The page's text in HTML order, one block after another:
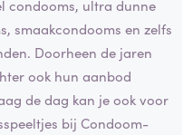
condooms, ultra dunne
smaakcondooms en zelfs
Doorheen de jaren
ook hun aanbod
de dag kan je ook voor
bij Condoom-